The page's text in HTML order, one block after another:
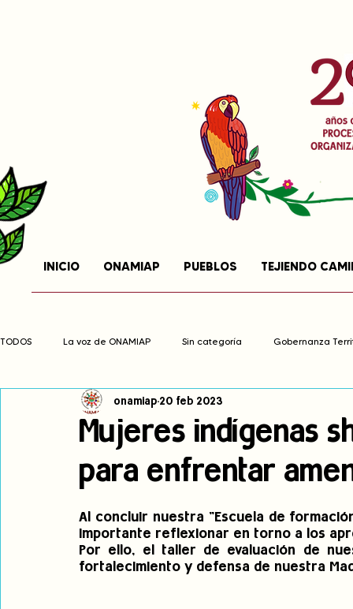
INICIO ONAMIAP PUEBLOS TEJIENDO
TODOS La voz de ONAMIAP Sin categoría Gobernanza
Cambio climático Navegador indígena
Pronunciamientos Observatorio de consulta previa
jóvenes indígenas Incidencias incidencia PNPI
Mujeres indígenas
para enfrentar
onamiap 20 feb 2023
Al concluir nuestra "Escuela de
importante reflexionar en torno a los
Por ello, el taller de evaluación de
fortalecimiento y defensa de nuestra